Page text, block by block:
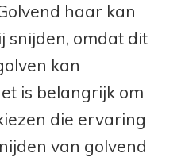
haar kan
snijden, omdat dit
kan
is belangrijk om
die ervaring
van golvend